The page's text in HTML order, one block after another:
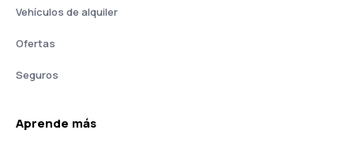
Vehículos de alquiler
Ofertas
Seguros
Aprende más